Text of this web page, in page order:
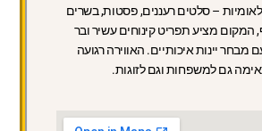
– סלטים רעננים, פסטות, בשרים
המקום מציע תפריט קינוחים עשיר ובר
מבחר יינות איכותיים. האווירה רגועה
גם למשפחות וגם לזוגות.